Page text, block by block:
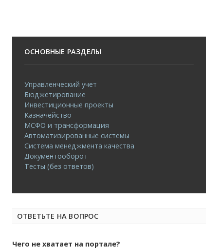
ОСНОВНЫЕ РАЗДЕЛЫ
Управленческий учет
Бюджетирование
Инвестиционные проекты
Казначейство
МСФО и трансформация
Автоматизированные системы
Система менеджмента качества
Документооборот
Тесты (без ответов)
ОТВЕТЬТЕ НА ВОПРОС
Чего не хватает на портале?